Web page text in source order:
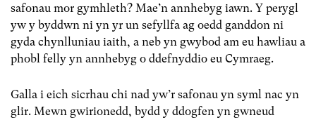
safonau mor gymhleth? Mae’n annhebyg iawn. Y perygl
yw y byddwn ni yn yr un sefyllfa ag oedd ganddon ni
gyda chynlluniau iaith, a neb yn gwybod am eu hawliau a
phobl felly yn annhebyg o ddefnyddio eu Cymraeg.
Galla i eich sicrhau chi nad yw’r safonau yn syml nac yn
glir. Mewn gwirionedd, bydd y ddogfen yn gwneud